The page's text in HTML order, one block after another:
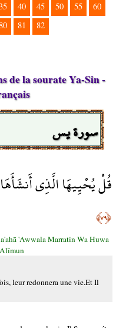
40 45 50 55
60
81 82
de la sourate Ya-Sin -
سورة يس
قُلْ يُحْيِيهَا الَّذِي
﴿٧٩﴾
'Awwala Marratin Wa Huwa
leur redonnera une vie.Et Il